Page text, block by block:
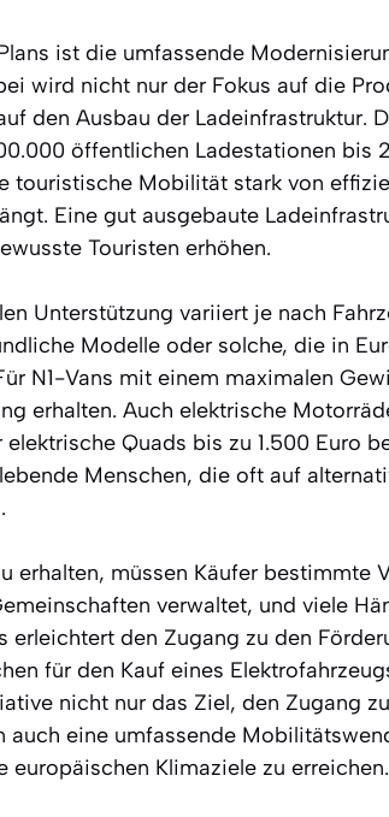
ist die umfassende
wird nicht nur der Fokus auf die
den Ausbau der Ladeinfrastruktur.
öffentlichen Ladestationen bis
touristische Mobilität stark von
Eine gut ausgebaute
Touristen erhöhen.
Unterstützung variiert je nach
Modelle oder solche, die in
N1-Vans mit einem maximalen
erhalten. Auch elektrische
Quads bis zu 1.500 Euro
Menschen, die oft auf
erhalten, müssen Käufer bestimmte
verwaltet, und viele
erleichtert den Zugang zu den
für den Kauf eines
nicht nur das Ziel, den Zugang
auch eine umfassende
europäischen Klimaziele zu erreichen.